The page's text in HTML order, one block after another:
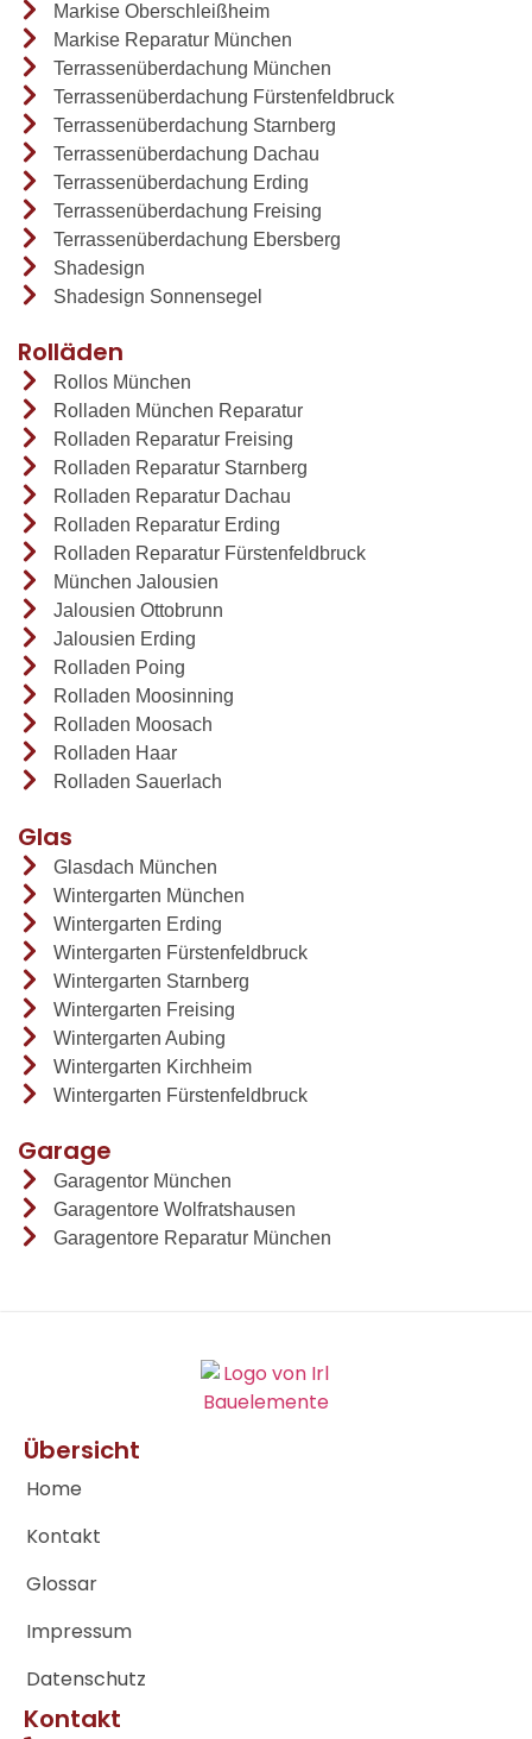
Markise Oberschleißheim
Markise Reparatur München
Terrassenüberdachung München
Terrassenüberdachung Fürstenfeldbruck
Terrassenüberdachung Starnberg
Terrassenüberdachung Dachau
Terrassenüberdachung Erding
Terrassenüberdachung Freising
Terrassenüberdachung Ebersberg
Shadesign
Shadesign Sonnensegel
Rolläden
Rollos München
Rolladen München Reparatur
Rolladen Reparatur Freising
Rolladen Reparatur Starnberg
Rolladen Reparatur Dachau
Rolladen Reparatur Erding
Rolladen Reparatur Fürstenfeldbruck
München Jalousien
Jalousien Ottobrunn
Jalousien Erding
Rolladen Poing
Rolladen Moosinning
Rolladen Moosach
Rolladen Haar
Rolladen Sauerlach
Glas
Glasdach München
Wintergarten München
Wintergarten Erding
Wintergarten Fürstenfeldbruck
Wintergarten Starnberg
Wintergarten Freising
Wintergarten Aubing
Wintergarten Kirchheim
Wintergarten Fürstenfeldbruck
Garage
Garagentor München
Garagentore Wolfratshausen
Garagentore Reparatur München
Übersicht
Home
Kontakt
Glossar
Impressum
Datenschutz
Kontakt